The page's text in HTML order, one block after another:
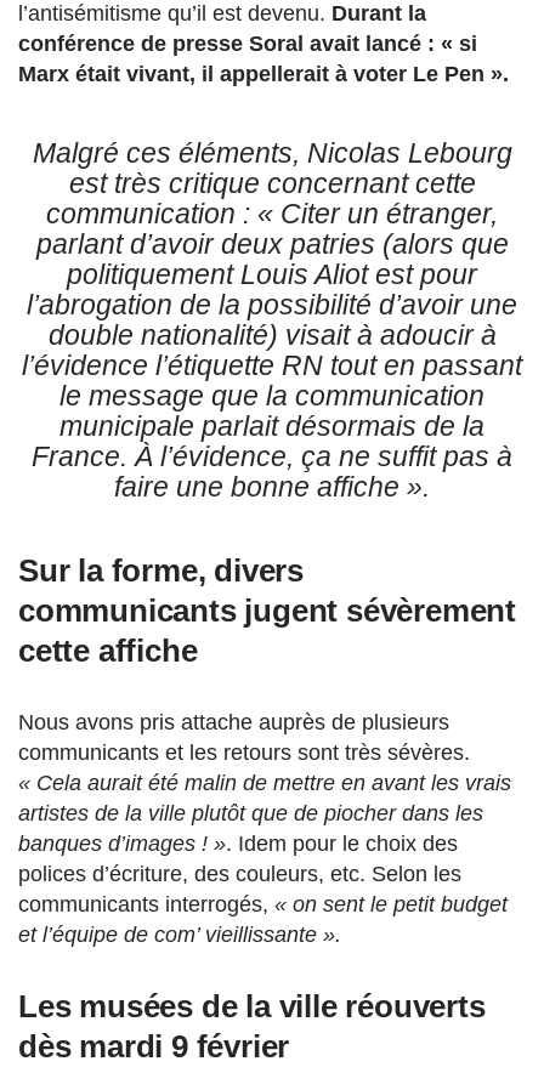
l’antisémitisme qu’il est devenu. Durant la
conférence de presse Soral avait lancé : « si
Marx était vivant, il appellerait à voter Le Pen ».
Malgré ces éléments, Nicolas Lebourg
est très critique concernant cette
communication : « Citer un étranger,
parlant d’avoir deux patries (alors que
politiquement Louis Aliot est pour
l’abrogation de la possibilité d’avoir une
double nationalité) visait à adoucir à
l’évidence l’étiquette RN tout en passant
le message que la communication
municipale parlait désormais de la
France. À l’évidence, ça ne suffit pas à
faire une bonne affiche ».
Sur la forme, divers
communicants jugent sévèrement
cette affiche
Nous avons pris attache auprès de plusieurs
communicants et les retours sont très sévères.
« Cela aurait été malin de mettre en avant les vrais
artistes de la ville plutôt que de piocher dans les
banques d’images ! ». Idem pour le choix des
polices d’écriture, des couleurs, etc. Selon les
communicants interrogés, « on sent le petit budget
et l’équipe de com’ vieillissante ».
Les musées de la ville réouverts
dès mardi 9 février